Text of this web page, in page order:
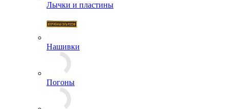
Лычки и пластины
Нашивки
Погоны